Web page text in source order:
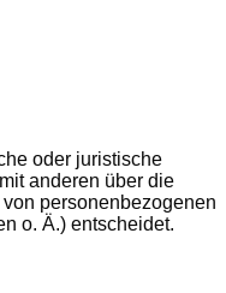
oder juristische
anderen über die
personenbezogenen
o. Ä.) entscheidet.